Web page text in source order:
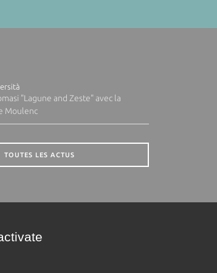
"Lagune and Zeste" avec la
Moulenc
TOUTES LES ACTUS